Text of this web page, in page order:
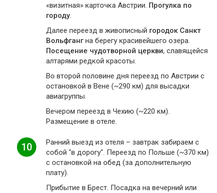
«визитная» карточка Австрии. Прогулка по
городу.
Далее переезд в живописный городок Санкт
Вольфгангна берегу красивейшего озера.
Посещение чудотворной церкви, славящейся
алтарями редкой красоты.
Во второй половине дня переезд по Австрии с
остановкой в Вене (~290 км) для высадки
авиагруппы.
Вечером переезд в Чехию (~220 км).
Размещение в отеле.
10
Ранний выезд из отеля – завтрак забираем с
собой "в дорогу". Переезд по Польше (~370 км)
с остановкой на обед (за дополнительную
плату).
Прибытие в Брест. Посадка на вечерний или